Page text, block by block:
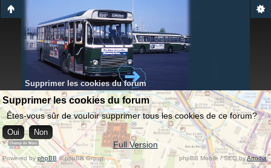
Supprimer les cookies du forum
Supprimer les cookies du forum
Êtes-vous sûr de vouloir supprimer tous les cookies de ce forum?
Full Version
Powered byphpBB © phpBB Group. phpBB Mobile / SEO byArtodia.